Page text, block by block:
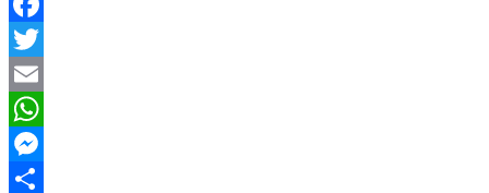
Facebook
Twitter
Email
WhatsApp
Messenger